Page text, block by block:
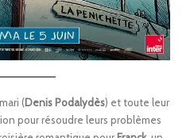
(Denis Podalydès) et toute leur
pour résoudre leurs problèmes